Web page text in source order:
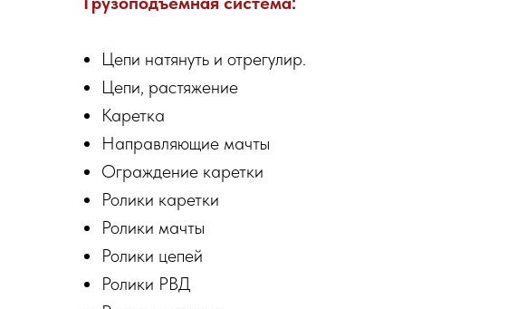
Цепи натянуть и отрегулир.
Цепи, растяжение
Каретка
Направляющие мачты
Ограждение каретки
Ролики каретки
Ролики мачты
Ролики цепей
Ролики РВД